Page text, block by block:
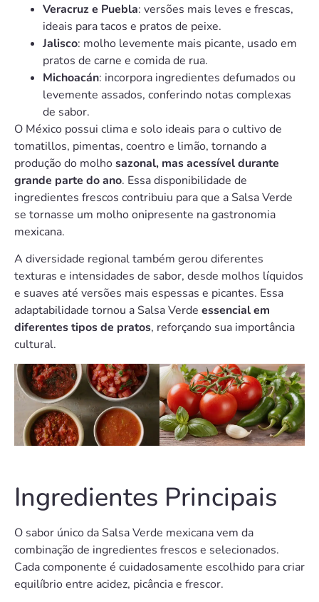
Veracruz e Puebla: versões mais leves e frescas,
ideais para tacos e pratos de peixe.
Jalisco: molho levemente mais picante, usado em
pratos de carne e comida de rua.
Michoacán: incorpora ingredientes defumados ou
levemente assados, conferindo notas complexas
de sabor.
O México possui clima e solo ideais para o cultivo de
tomatillos, pimentas, coentro e limão, tornando a
produção do molhosazonal, mas acessível durante
grande parte do ano. Essa disponibilidade de
ingredientes frescos contribuiu para que a Salsa Verde
se tornasse um molho onipresente na gastronomia
mexicana.
A diversidade regional também gerou diferentes
texturas e intensidades de sabor, desde molhos líquidos
e suaves até versões mais espessas e picantes. Essa
adaptabilidade tornou a Salsa Verde essencial em
diferentes tipos de pratos, reforçando sua importância
cultural.
Ingredientes Principais
O sabor único da Salsa Verde mexicana vem da
combinação de ingredientes frescos e selecionados.
Cada componente é cuidadosamente escolhido para criar
equilíbrio entre acidez, picância e frescor.